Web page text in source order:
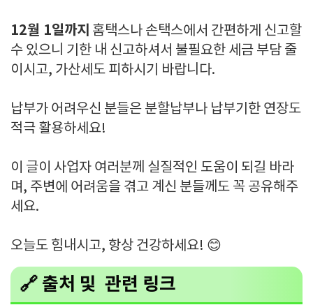
12월 1일까지 홈택스나 손택스에서 간편하게 신고할
수 있으니 기한 내 신고하셔서 불필요한 세금 부담 줄
이시고, 가산세도 피하시기 바랍니다.
납부가 어려우신 분들은 분할납부나 납부기한 연장도
적극 활용하세요!
이 글이 사업자 여러분께 실질적인 도움이 되길 바라
며, 주변에 어려움을 겪고 계신 분들께도 꼭 공유해주
세요.
오늘도 힘내시고, 항상 건강하세요! 😊
🔗 출처 및 관련 링크